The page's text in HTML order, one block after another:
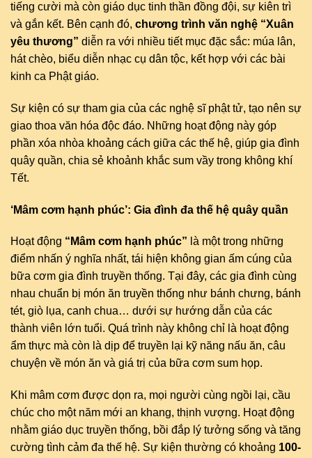
tiếng cười mà còn giáo dục tinh thần đồng đội, sự kiên trì
và gắn kết. Bên cạnh đó, chương trình văn nghệ “Xuân
yêu thương” diễn ra với nhiều tiết mục đặc sắc: múa lân,
hát chèo, biểu diễn nhạc cụ dân tộc, kết hợp với các bài
kinh ca Phật giáo.
Sự kiện có sự tham gia của các nghệ sĩ phật tử, tạo nên sự
giao thoa văn hóa độc đáo. Những hoạt động này góp
phần xóa nhòa khoảng cách giữa các thế hệ, giúp gia đình
quây quần, chia sẻ khoảnh khắc sum vầy trong không khí
Tết.
‘Mâm cơm hạnh phúc’: Gia đình đa thế hệ quây quần
Hoạt động “Mâm cơm hạnh phúc” là một trong những
điểm nhấn ý nghĩa nhất, tái hiện không gian ấm cúng của
bữa cơm gia đình truyền thống. Tại đây, các gia đình cùng
nhau chuẩn bị món ăn truyền thống như bánh chưng, bánh
tét, giò lụa, canh chua… dưới sự hướng dẫn của các
thành viên lớn tuổi. Quá trình này không chỉ là hoạt động
ẩm thực mà còn là dịp để truyền lại kỹ năng nấu ăn, câu
chuyện về món ăn và giá trị của bữa cơm sum họp.
Khi mâm cơm được dọn ra, mọi người cùng ngồi lại, cầu
chúc cho một năm mới an khang, thịnh vượng. Hoạt động
nhằm giáo dục truyền thống, bồi đắp lý tưởng sống và tăng
cường tình cảm đa thế hệ. Sự kiện thường có khoảng 100-